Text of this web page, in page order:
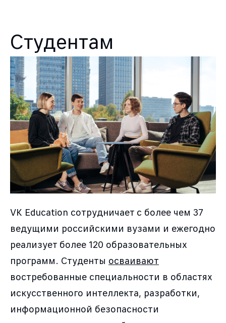
Студентам
VK Education сотрудничает с более чем 37
ведущими российскими вузами и ежегодно
реализует более 120 образовательных
программ. Студенты осваивают
востребованные специальности в областях
искусственного интеллекта, разработки,
информационной безопасности